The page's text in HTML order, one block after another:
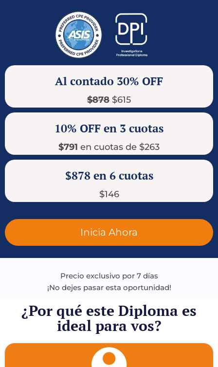
Al contado 30% OFF
$878 $615
10% OFF en 3 cuotas
$791 en cuotas de $263
$878 en 6 cuotas
$146
Inicia Ahora
Precio exclusivo por 7 días
¡No dejes pasar esta oportunidad!
¿Por qué este Diploma es
ideal para vos?